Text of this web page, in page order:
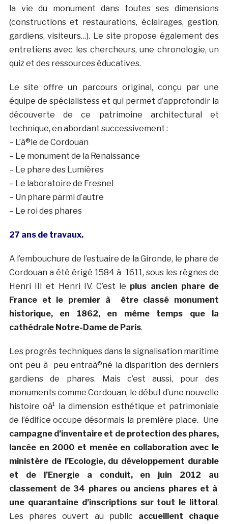
la vie du monument dans toutes ses dimensions
(constructions et restaurations, éclairages, gestion,
gardiens, visiteurs…). Le site propose également des
entretiens avec les chercheurs, une chronologie, un
quiz et des ressources éducatives.
Le site offre un parcours original, conçu par une
équipe de spécialistess et qui permet d’approfondir la
découverte de ce patrimoine architectural et
technique, en abordant successivement :
– L’à®le de Cordouan
– Le monument de la Renaissance
– Le phare des Lumières
– Le laboratoire de Fresnel
– Un phare parmi d’autre
– Le roi des phares
27 ans de travaux.
A l’embouchure de l’estuaire de la Gironde, le phare de
Cordouan a été érigé 1584 à 1611, sous les règnes de
Henri III et Henri IV. C’est le plus ancien phare de
France et le premier à être classé monument
historique, en 1862, en même temps que la
cathédrale Notre-Dame de Paris.
Les progrès techniques dans la signalisation maritime
ont peu à peu entraà®né la disparition des derniers
gardiens de phares. Mais c’est aussi, pour des
monuments comme Cordouan, le début d’une nouvelle
histoire oà¹ la dimension esthétique et patrimoniale
de l’édifice occupe désormais la première place. Une
campagne d’inventaire et de protection des phares,
lancée en 2000 et menée en collaboration avec le
ministère de l’Ecologie, du développement durable
et de l’Energie a conduit, en juin 2012 au
classement de 34 phares ou anciens phares et à
une quarantaine d’inscriptions sur tout le littoral.
Les phares ouvert au public accueillent chaque